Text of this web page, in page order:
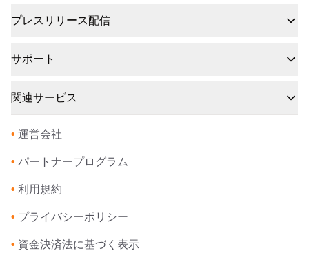
プレスリリース配信
サポート
関連サービス
• 運営会社
• パートナープログラム
• 利用規約
• プライバシーポリシー
• 資金決済法に基づく表示